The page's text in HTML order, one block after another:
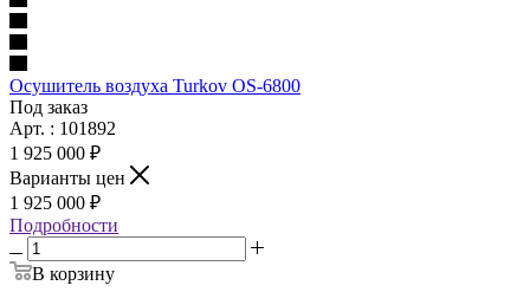
Осушитель воздуха Turkov OS-6800
Под заказ
Арт. : 101892
1 925 000 ₽
Варианты цен
1 925 000 ₽
Подробности
В корзину